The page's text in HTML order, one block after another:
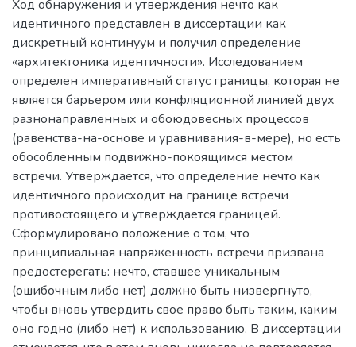
Ход обнаружения и утверждения нечто как
идентичного представлен в диссертации как
дискретный континуум и получил определение
«архитектоника идентичности». Исследованием
определен императивный статус границы, которая не
является барьером или конфляционной линией двух
разнонаправленных и обоюдовесных процессов
(равенства-на-основе и уравнивания-в-мере), но есть
обособленным подвижно-покоящимся местом
встречи. Утверждается, что определение нечто как
идентичного происходит на границе встречи
противостоящего и утверждается границей.
Сформулировано положение о том, что
принципиальная напряженность встречи призвана
предостерегать: нечто, ставшее уникальным
(ошибочным либо нет) должно быть низвергнуто,
чтобы вновь утвердить свое право быть таким, каким
оно годно (либо нет) к использованию. В диссертации